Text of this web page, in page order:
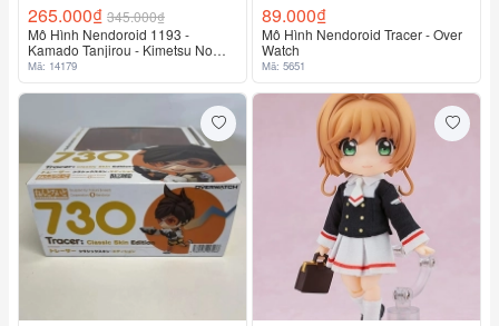
265.000₫ 345.000₫
Mô Hình Nendoroid 1193 -
Kamado Tanjirou - Kimetsu No
Yaiba
Mã: 14179
89.000₫
Mô Hình Nendoroid Tracer - Over
Watch
Mã: 5651